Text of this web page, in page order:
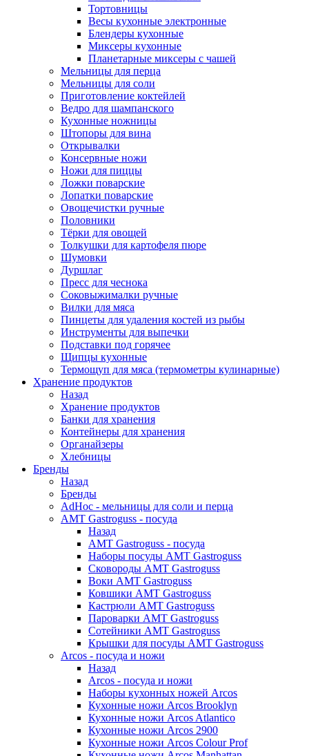
Тортовницы
Весы кухонные электронные
Блендеры кухонные
Миксеры кухонные
Планетарные миксеры с чашей
Мельницы для перца
Мельницы для соли
Приготовление коктейлей
Ведро для шампанского
Кухонные ножницы
Штопоры для вина
Открывалки
Консервные ножи
Ножи для пиццы
Ложки поварские
Лопатки поварские
Овощечистки ручные
Половники
Тёрки для овощей
Толкушки для картофеля пюре
Шумовки
Дуршлаг
Пресс для чеснока
Соковыжималки ручные
Вилки для мяса
Пинцеты для удаления костей из рыбы
Инструменты для выпечки
Подставки под горячее
Щипцы кухонные
Термощуп для мяса (термометры кулинарные)
Хранение продуктов
Назад
Хранение продуктов
Банки для хранения
Контейнеры для хранения
Органайзеры
Хлебницы
Бренды
Назад
Бренды
AdHoc - мельницы для соли и перца
AMT Gastroguss - посуда
Назад
AMT Gastroguss - посуда
Наборы посуды AMT Gastroguss
Сковороды AMT Gastroguss
Воки AMT Gastroguss
Ковшики AMT Gastroguss
Кастрюли AMT Gastroguss
Пароварки AMT Gastroguss
Сотейники AMT Gastroguss
Крышки для посуды AMT Gastroguss
Arcos - посуда и ножи
Назад
Arcos - посуда и ножи
Наборы кухонных ножей Arcos
Кухонные ножи Arcos Brooklyn
Кухонные ножи Arcos Atlantico
Кухонные ножи Arcos 2900
Кухонные ножи Arcos Colour Prof